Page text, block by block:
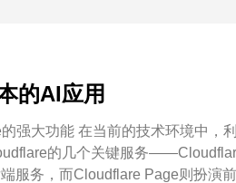
的AI应用
强大功能 在当前的技术环境中
的几个关键服务
服务，而Cloudflare Page则扮演